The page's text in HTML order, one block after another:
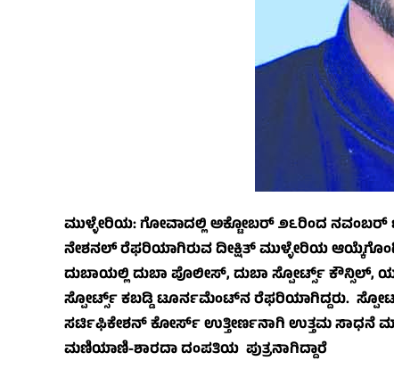
ಮುಳ್ಳೇರಿಯ: ಗೋವಾದಲ್ಲಿ ಅಕ್ಟೋಬರ್ ೨೬ರಿಂದ ನವಂಬರ್ ೯ರ
ನೇಶನಲ್ ರೆಫರಿಯಾಗಿರುವ ದೀಕ್ಷಿತ್ ಮುಳ್ಳೇರಿಯ
ದುಬಾಯಲ್ಲಿ ದುಬಾ ಪೊಲೀಸ್, ದುಬಾ ಸ್ಪೋರ್ಟ್ಸ್ ಕೌನ್ಸಿಲ್,
ಸ್ಪೋರ್ಟ್ಸ್ ಕಬಡ್ಡಿ ಟೂರ್ನಮೆಂಟ್‌ನ ರೆಫರಿಯಾಗಿದ್ದರು.
ಸರ್ಟಿಫಿಕೇಶನ್ ಕೋರ್ಸ್ ಉತ್ತೀರ್ಣನಾಗಿ ಉತ್ತಮ ಸಾಧನೆ
ಮಣಿಯಾಣಿ-ಶಾರದಾ ದಂಪತಿಯ ಪುತ್ರನಾಗಿದ್ದಾರೆ